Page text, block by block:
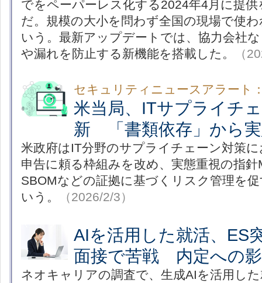
でをペーパーレス化する2024年4月に提
だ。規模の大小を問わず全国の現場で使
いう。最新アップデートでは、協力会社
や漏れを防止する新機能を搭載した。
（
セキュリティニュースアラート
米当局、ITサプライチ
新 「書類依存」から
米政府はIT分野のサプライチェーン対策
申告に頼る枠組みを改め、実態重視の指
SBOMなどの証拠に基づくリスク管理を
いう。
（2026/2/3）
AIを活用した就活、ES
面接で苦戦 内定への
ネオキャリアの調査で、生成AIを活用し